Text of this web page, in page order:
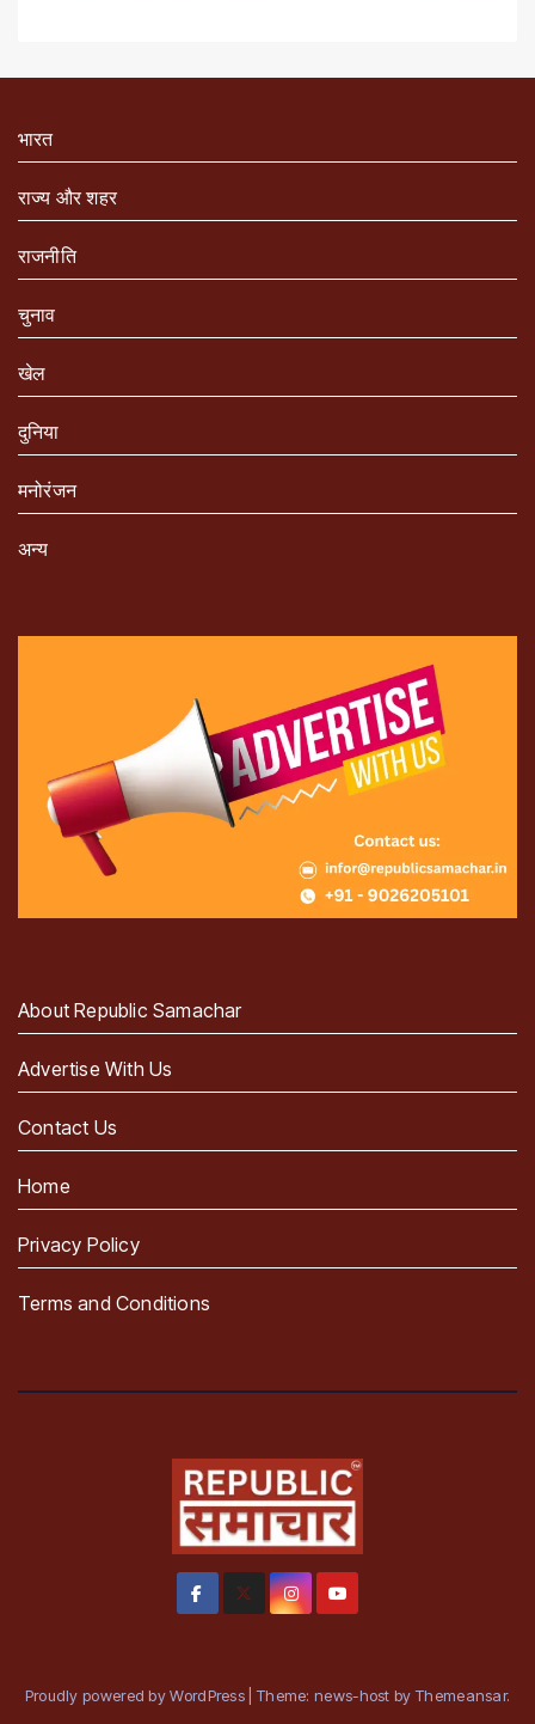
भारत
राज्य और शहर
राजनीति
चुनाव
खेल
दुनिया
मनोरंजन
अन्य
About Republic Samachar
Advertise With Us
Contact Us
Home
Privacy Policy
Terms and Conditions
Proudly powered by WordPress Theme: news-host by Themeansar.